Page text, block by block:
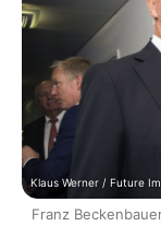
Klaus Werner / Future
Franz